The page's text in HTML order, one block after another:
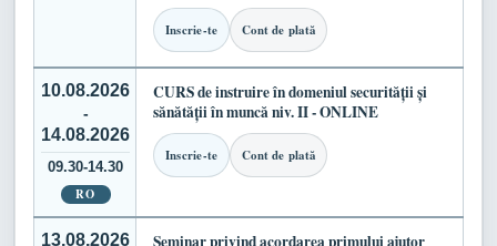
Inscrie-te Cont de plată
10.08.2026
-
14.08.2026
09.30-14.30
RO
CURS de instruire în domeniul securității și
sănătății în muncă niv. II - ONLINE
Inscrie-te Cont de plată
13.08.2026